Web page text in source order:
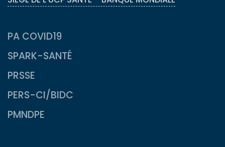
PA COVID19
SPARK-SANTÉ
PRSSE
PERS-CI/BIDC
PMNDPE